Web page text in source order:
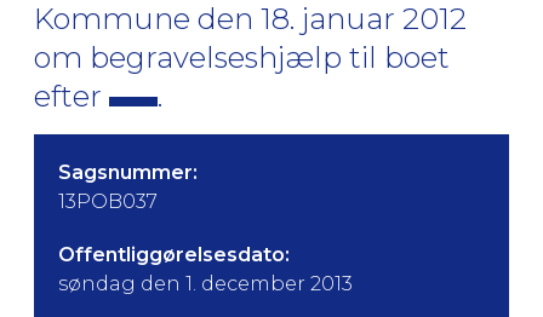
Kommune den 18. januar 2012
om begravelseshjælp til boet
efter
.
Sagsnummer:
13POB037
Offentliggørelsesdato:
søndag den 1. december 2013